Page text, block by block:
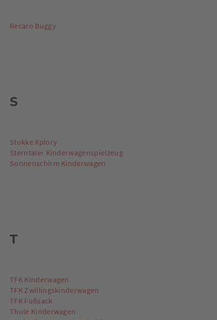
Recaro Buggy
S
Stokke Xplory
Sterntaler Kinderwagenspielzeug
Sonnenschirm Kinderwagen
T
TFK Kinderwagen
TFK Zwillingskinderwagen
TFK Fußsack
Thule Kinderwagen